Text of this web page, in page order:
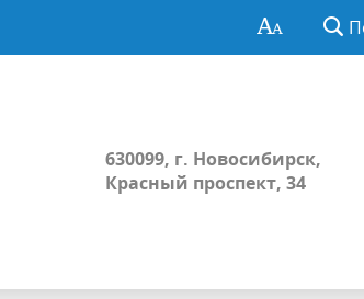
630099, г. Новосибирск,
Красный проспект, 34